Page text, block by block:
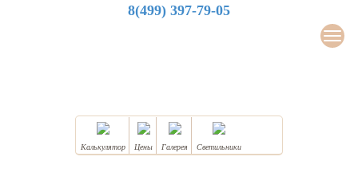
8(499) 397-79-05
Калькулятор Цены Галерея Светильники